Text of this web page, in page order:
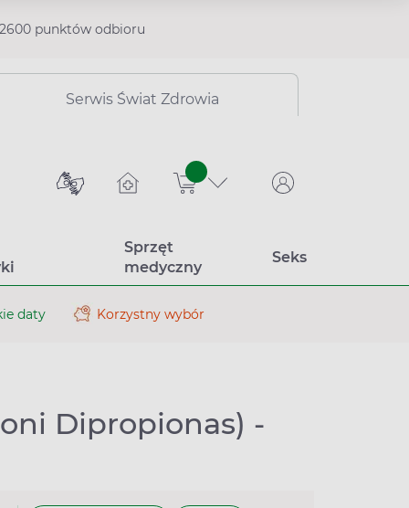
2600 punktów odbioru
Serwis Świat Zdrowia
sztuk
Sprzęt
medyczny
Seks
daty Korzystny wybór
Dipropionas) -